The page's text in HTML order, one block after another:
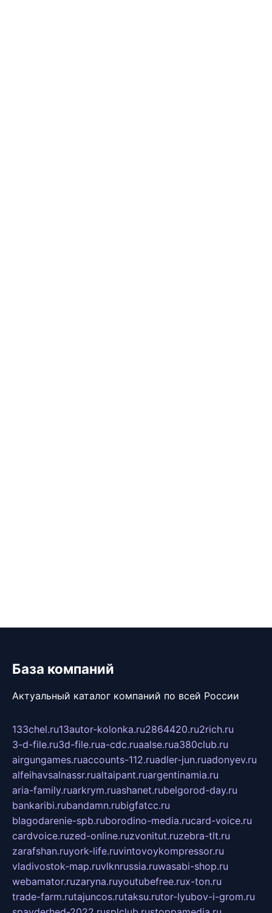
База компаний
Актуальный каталог компаний по всей России
133chel.ru13autor-kolonka.ru2864420.ru2rich.ru
3-d-file.ru3d-file.rua-cdc.ruaalse.rua380club.ru
airgungames.ruaccounts-112.ruadler-jun.ruadonyev.ru
alfeihavsalnassr.rualtaipant.ruargentinamia.ru
aria-family.ruarkrym.ruashanet.rubelgorod-day.ru
bankaribi.rubandamn.rubigfatcc.ru
blagodarenie-spb.ruborodino-media.rucard-voice.ru
cardvoice.ruzed-online.ruzvonitut.ruzebra-tlt.ru
zarafshan.ruyork-life.ruvintovoykompressor.ru
vladivostok-map.ruvlknrussia.ruwasabi-shop.ru
webamator.ruzaryna.ruyoutubefree.rux-ton.ru
trade-farm.rutajuncos.rutaksu.rutor-lyubov-i-grom.ru